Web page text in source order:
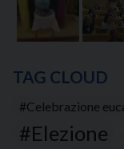
TAG CLOUD
Celebrazione
Elezione